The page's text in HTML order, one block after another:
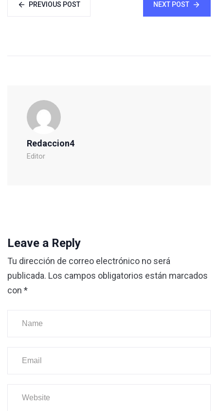
PREVIOUS POST NEXT POST
Redaccion4
Editor
Leave a Reply
Tu dirección de correo electrónico no será
publicada. Los campos obligatorios están marcados
con *